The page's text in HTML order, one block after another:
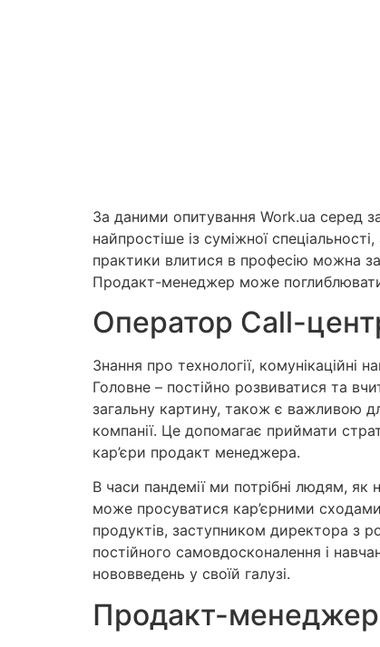
За даними опитування Work.ua серед
найпростіше із суміжної
практики влитися в професію можна
Продакт-менеджер може поглиблювати
Оператор Call-
Знання про технології,
Головне – постійно розвиватися та
загальну картину, також є важливою
компанії. Це допомагає приймати
кар’єри продакт менеджера.
В часи пандемії ми потрібні людям,
може просуватися кар’єрними
продуктів, заступником директора з
постійного самовдосконалення і
нововведень у своїй галузі.
Продакт-